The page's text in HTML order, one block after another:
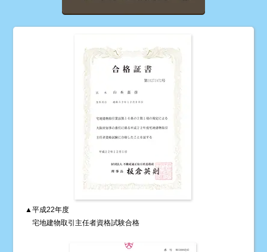
▲平成22年度
宅地建物取引主任者資格試験合格